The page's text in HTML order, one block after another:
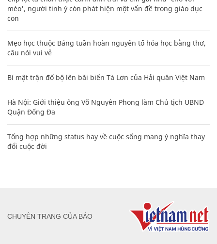
mèo', người tinh ý còn phát hiện một vấn đề trong giáo dục
con
Mẹo học thuộc Bảng tuần hoàn nguyên tố hóa học bằng thơ,
câu nói vui vẻ
Bí mật trận đổ bộ lên bãi biển Tà Lơn của Hải quân Việt Nam
Hà Nội: Giới thiệu ông Võ Nguyên Phong làm Chủ tịch UBND
Quận Đống Đa
Tổng hợp những status hay về cuộc sống mang ý nghĩa thay
đổi cuộc đời
CHUYÊN TRANG CỦA BÁO